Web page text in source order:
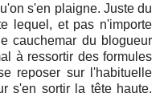
s'en plaigne. Juste du
lequel, et pas n'importe
cauchemar du blogueur
à ressortir des formules
reposer sur l'habituelle
s'en sortir la tête haute.